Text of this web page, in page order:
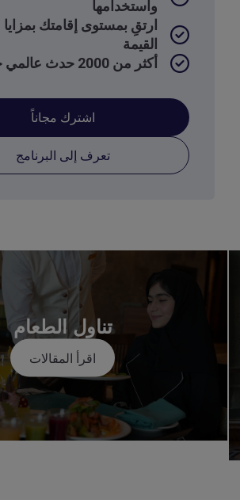
واستخدامها
ارتقِ بمستوى إقامتك بمزايا
القيمة
أكثر من 2000 حدث عالمي حصري
اشترك مجاناً
تعرف إلى البرنامج
تناول الطعام
اقرأ المقالات